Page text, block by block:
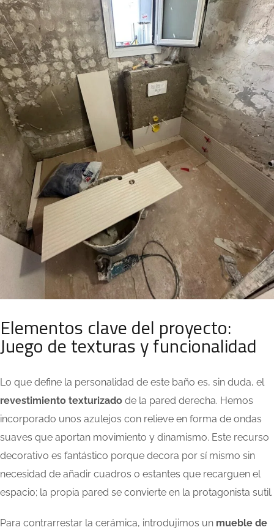
Elementos clave del proyecto:
Juego de texturas y funcionalidad
Lo que define la personalidad de este baño es, sin duda, el
revestimiento texturizado de la pared derecha. Hemos
incorporado unos azulejos con relieve en forma de ondas
suaves que aportan movimiento y dinamismo. Este recurso
decorativo es fantástico porque decora por sí mismo sin
necesidad de añadir cuadros o estantes que recarguen el
espacio; la propia pared se convierte en la protagonista sutil.
Para contrarrestar la cerámica, introdujimos un mueble de